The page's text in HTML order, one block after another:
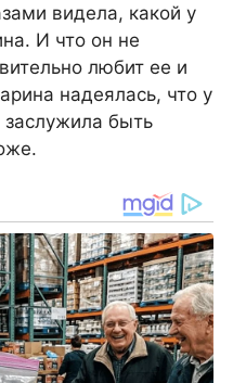
видела, какой у
И что он не
любит ее и
надеялась, что у
быть